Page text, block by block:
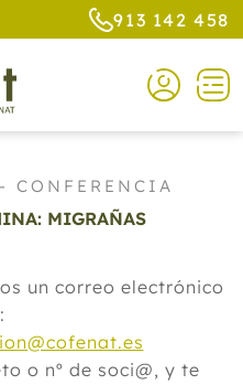
913 142 458
CONFERENCIA
MIGRAÑAS
un correo electrónico
o nº de soci@, y te